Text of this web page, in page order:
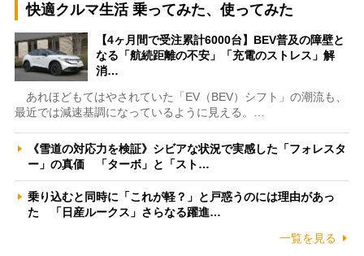
快適クルマ生活 乗ってみた、使ってみた
【4ヶ月間で受注累計6000台】BEV普及の障壁と
なる「航続距離の不安」「充電のストレス」解
消…
あれほどもてはやされていた「EV（BEV）シフト」の潮流も、
最近では減速基調になっているように見える。…
《雪道の対応力を検証》シビアな状況で実感した「フォレスタ
ー」の真価 「ターボ」と「スト…
乗り込むと同時に「これが軽？」と戸惑うのには理由があっ
た 「日産ルークス」さらなる躍進…
一覧を見る